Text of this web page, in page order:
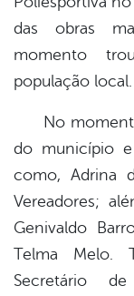
das obras
momento
população local.
No
do município e
como, Adrina
Vereadores;
Genivaldo
Telma Melo.
Secretário